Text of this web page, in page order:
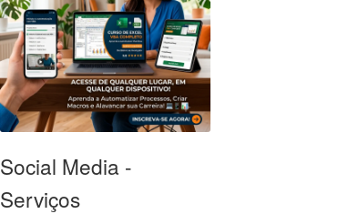
Social Media -
Serviços